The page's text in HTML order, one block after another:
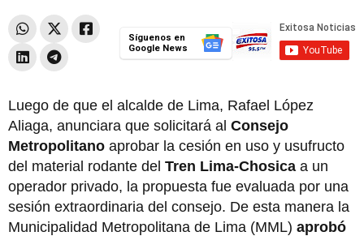
Síguenos en
Google News
Luego de que el alcalde de Lima, Rafael López
Aliaga, anunciara que solicitará al Consejo
Metropolitano aprobar la cesión en uso y usufructo
del material rodante del Tren Lima-Chosica a un
operador privado, la propuesta fue evaluada por una
sesión extraordinaria del consejo. De esta manera la
Municipalidad Metropolitana de Lima (MML) aprobó